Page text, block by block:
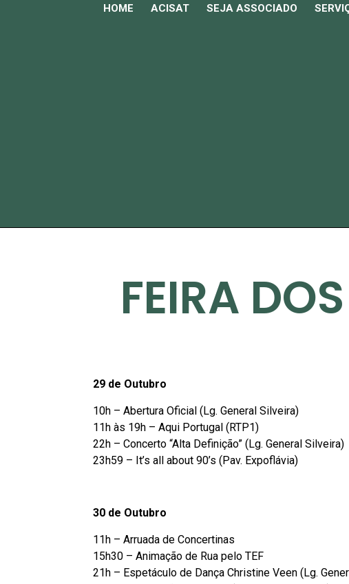
HOME ACISAT SEJA ASSOCIADO
FEIRA
29 de Outubro
10h – Abertura Oficial (Lg. General Silveira)
11h às 19h – Aqui Portugal (RTP1)
22h – Concerto “Alta Definição” (Lg. General Silveira)
23h59 – It’s all about 90’s (Pav. Expoflávia)
30 de Outubro
11h – Arruada de Concertinas
15h30 – Animação de Rua pelo TEF
21h – Espetáculo de Dança Christine Veen (Lg.